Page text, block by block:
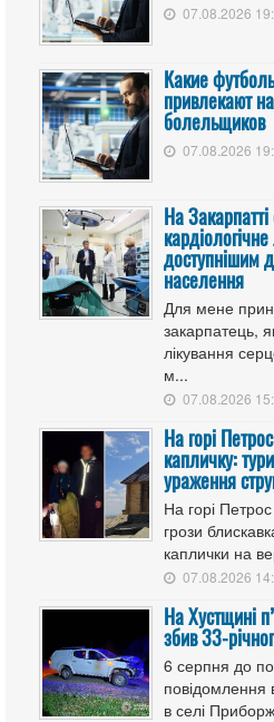
07.08.2026
Какие
привлекают
болельщиков
07.08.2026
На
доступнішим
населення
Для мене
закарпатець,
лікування
м...
07.08.2026
На горі
капличку:
ураження
На горі
грози
каплички на
07.08.2026
На Хустщині
збив 33-
6 серпня до
повідомлення
в селі